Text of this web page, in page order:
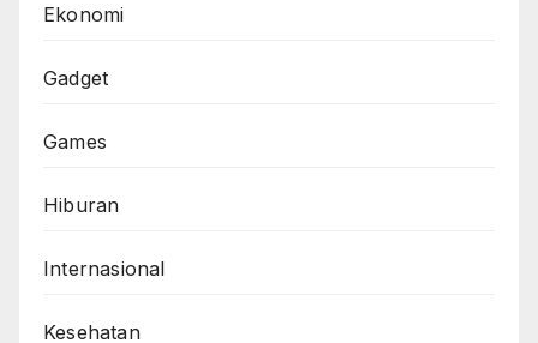
Ekonomi
Gadget
Games
Hiburan
Internasional
Kesehatan